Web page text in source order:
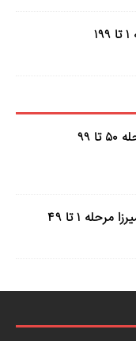
۹۹
۱ تا ۴۹